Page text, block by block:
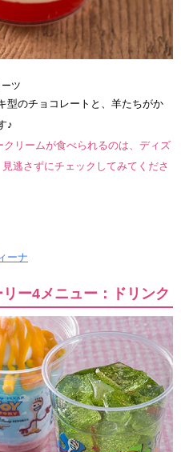
ツ
型のチョコレートと、羊たちがか
♪
リームが食べられるのは、ディズ
逃さずにチェックしてみてくださ
ーナ
ー4メニュー：ドリンク